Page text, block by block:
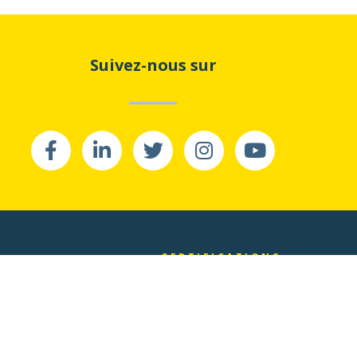
Suivez-nous sur
CERTIFICATIONS